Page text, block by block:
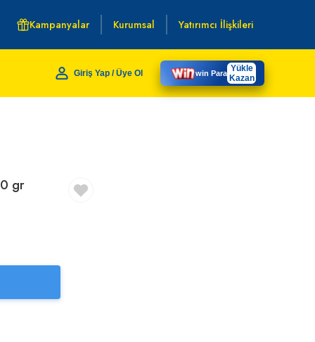
Kampanyalar Kurumsal Yatırımcı İlişkileri
Giriş Yap / Üye Ol win Para Yükle
Kazan
gr